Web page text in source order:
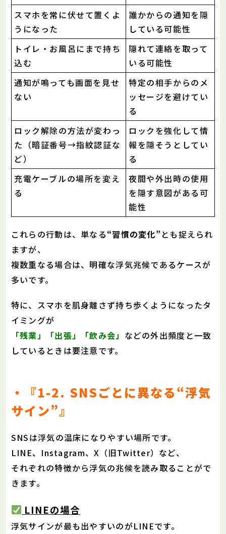
スマホを常に伏せて置くよ
うになった
誰かからの通知を隠
している可能性
トイレ・お風呂にまで持ち
込む
隠れて連絡を取って
いる可能性
通知が鳴っても画面を見せ
ない
特定の相手からのメ
ッセージを避けてい
る
ロック解除の方法が変わっ
た（暗証番号→指紋認証な
ど）
ロックを強化して情
報を隠そうとしてい
る
充電ケーブルの場所を変え
る
夜間や外出時の使用
を隠す意図がある可
能性
これらの行動は、単なる“習慣の変化”とも捉えられ
ますが、
複数重なる場合は、明確な浮気兆候であるケースが
多いです。
特に、スマホを肌身離さず持ち歩くようになったタ
イミングが
「残業」「出張」「飲み会」 などの外出頻度と一致
しているときは要注意です。
・『1-2. SNSごとに異なる“浮気
サイン”』
SNSは浮気の温床になりやすい場所です。
LINE、Instagram、X（旧Twitter）など、
それぞれの特徴から浮気の兆候を読み取ることがで
きます。
LINEの場合
浮気サインが最も出やすいのがLINEです。